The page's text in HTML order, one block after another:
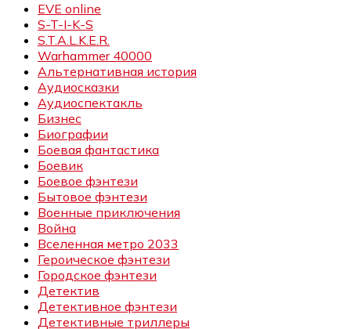
EVE online
S-T-I-K-S
S.T.A.L.K.E.R.
Warhammer 40000
Альтернативная история
Аудиосказки
Аудиоспектакль
Бизнес
Биографии
Боевая фантастика
Боевик
Боевое фэнтези
Бытовое фэнтези
Военные приключения
Война
Вселенная метро 2033
Героическое фэнтези
Городское фэнтези
Детектив
Детективное фэнтези
Детективные триллеры